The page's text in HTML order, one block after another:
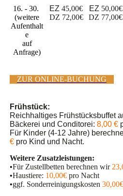
16. - 30.
(weitere
Aufenthalt
e
auf
Anfrage)
EZ 45,00€
DZ 72,00€
EZ 50,00€
DZ 77,00€
ZUR ONLINE-BUCHUNG
Frühstück:
Reichhaltiges Frühstücksbuffet
Bäckerei und Conditorei: 8,00 €
Für Kinder (4-12 Jahre)
€ pro Kind und Nacht.
Weitere Zusatzleistungen:
•Für Zustellbetten berechnen wir
•Haustiere: 10,00€ pro Nacht
•ggf. Sonderreinigungskosten 30,00€